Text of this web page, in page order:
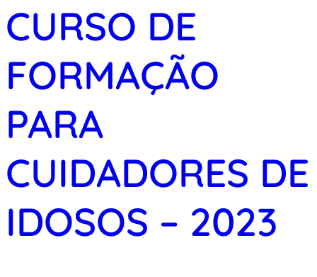
CURSO DE
FORMAÇÃO
PARA
CUIDADORES DE
IDOSOS – 2023